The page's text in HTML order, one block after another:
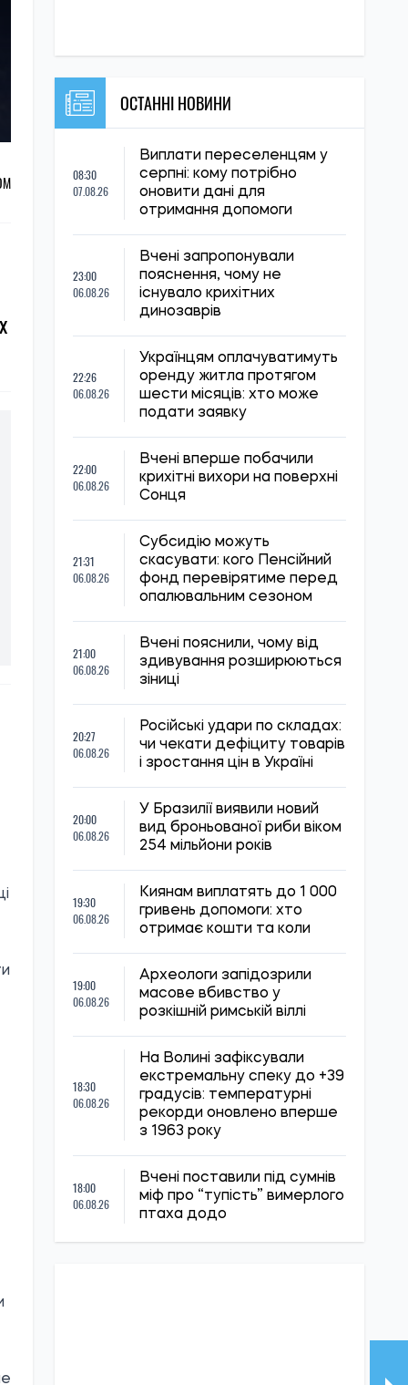
ОСТАННІ НОВИНИ
08:30
07.08.26
Виплати переселенцям у
серпні: кому потрібно
оновити дані для
отримання допомоги
23:00
06.08.26
Вчені запропонували
пояснення, чому не
існувало крихітних
динозаврів
22:26
06.08.26
Українцям оплачуватимуть
оренду житла протягом
шести місяців: хто може
подати заявку
22:00
06.08.26
Вчені вперше побачили
крихітні вихори на поверхні
Сонця
21:31
06.08.26
Субсидію можуть
скасувати: кого Пенсійний
фонд перевірятиме перед
опалювальним сезоном
21:00
06.08.26
Вчені пояснили, чому від
здивування розширюються
зіниці
20:27
06.08.26
Російські удари по складах:
чи чекати дефіциту товарів
і зростання цін в Україні
20:00
06.08.26
У Бразилії виявили новий
вид броньованої риби віком
254 мільйони років
19:30
06.08.26
Киянам виплатять до 1 000
гривень допомоги: хто
отримає кошти та коли
19:00
06.08.26
Археологи запідозрили
масове вбивство у
розкішній римській віллі
18:30
06.08.26
На Волині зафіксували
екстремальну спеку до +39
градусів: температурні
рекорди оновлено вперше
з 1963 року
18:00
06.08.26
Вчені поставили під сумнів
міф про “тупість” вимерлого
птаха додо